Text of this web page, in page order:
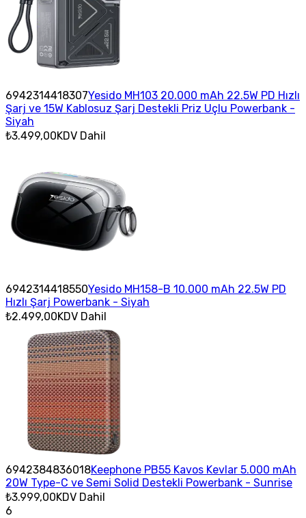
6942314418307Yesido MH103 20.000 mAh 22.5W PD Hızlı
Şarj ve 15W Kablosuz Şarj Destekli Priz Uçlu Powerbank -
Siyah
₺3.499,00KDV Dahil
6942314418550Yesido MH158-B 10.000 mAh 22.5W PD
Hızlı Şarj Powerbank - Siyah
₺2.499,00KDV Dahil
6942384836018Keephone PB55 Kavos Kevlar 5.000 mAh
20W Type-C ve Semi Solid Destekli Powerbank - Sunrise
₺3.999,00KDV Dahil
6